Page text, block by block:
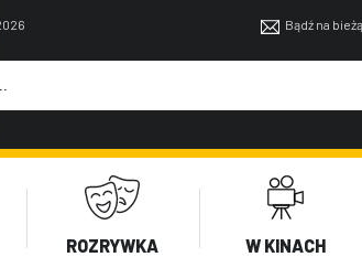
Bądź na
ROZRYWKA W KINACH